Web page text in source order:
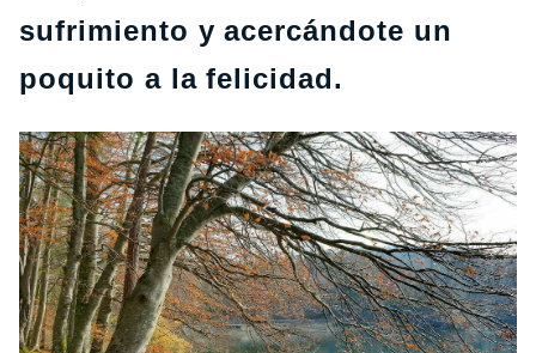
sufrimiento y acercándote un
poquito a la felicidad.